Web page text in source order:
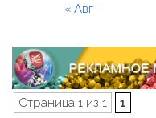
« Авг
Страница 1 из 1 1